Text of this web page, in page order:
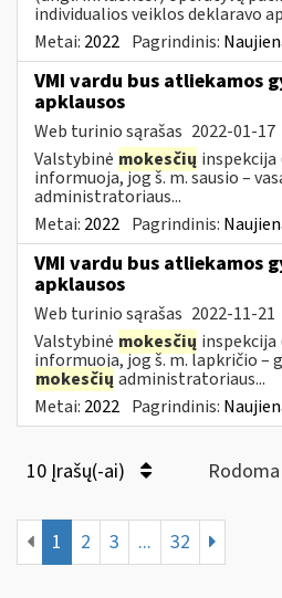
individualios veiklos deklaravo
Metai: 2022 Pagrindinis:
VMI vardu bus atliekamos
apklausos
Web turinio sąrašas 2022-01-17
Valstybinė mokesčių inspekcija
informuoja, jog š. m. sausio –
administratoriaus...
Metai: 2022 Pagrindinis:
VMI vardu bus atliekamos
apklausos
Web turinio sąrašas 2022-11-21
Valstybinė mokesčių inspekcija
informuoja, jog š. m. lapkričio –
mokesčių administratoriaus...
Metai: 2022 Pagrindinis:
10 Įrašų(-ai)
1 2 3 ... 32